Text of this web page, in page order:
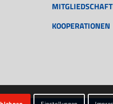
KOOPERATIONEN